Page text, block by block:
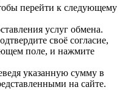
перейти к следующему
услуг обмена.
своё согласие,
поле, и нажмите
указанную сумму в
на сайте.